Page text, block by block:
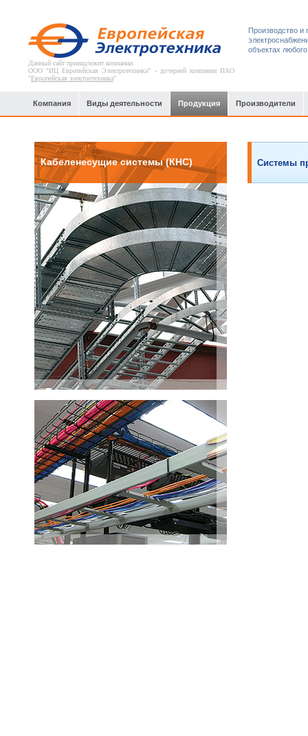
Данный сайт принадлежит компании
ООО "ИЦ Европейская Электротехника" - дочерней компании ПАО
"Европейская электротехника"
Производство и
объектах
Компания Виды деятельности Продукция Производители
Кабеленесущие системы (КНС) Системы